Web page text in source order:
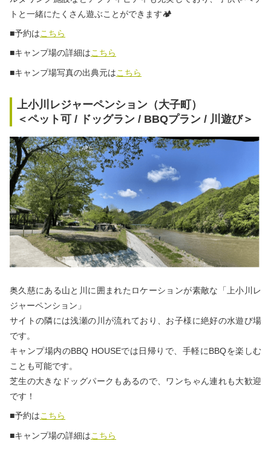
トと一緒にたくさん遊ぶことができます🏕
■予約はこちら
■キャンプ場の詳細はこちら
■キャンプ場写真の出典元はこちら
上小川レジャーペンション（大子町）
＜ペット可 / ドッグラン / BBQプラン / 川遊び＞
奥久慈にある山と川に囲まれたロケーションが素敵な「上小川レ
ジャーペンション」
サイトの隣には浅瀬の川が流れており、お子様に絶好の水遊び場
です。
キャンプ場内のBBQ HOUSEでは日帰りで、手軽にBBQを楽しむ
ことも可能です。
芝生の大きなドッグパークもあるので、ワンちゃん連れも大歓迎
です！
■予約はこちら
■キャンプ場の詳細はこちら